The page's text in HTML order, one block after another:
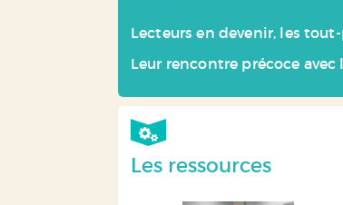
Lecteurs en devenir, les
Leur rencontre précoce
Les ressources